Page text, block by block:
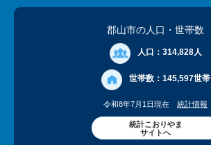
郡山市の人口 ・世帯数
人口： 314,828人
世帯数： 145,597世帯
令和8年7月1日現在 統計情報
統計こおりやま
サイトへ